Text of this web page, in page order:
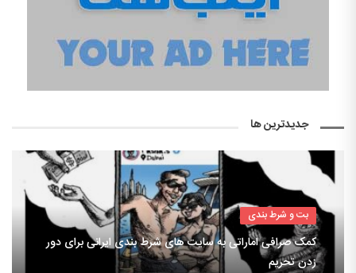
جدیدترین ها
بت و شرط بندی
کمک صرافی اماراتی به سایت های شرط بندی ایرانی برای دور
زدن تحریم